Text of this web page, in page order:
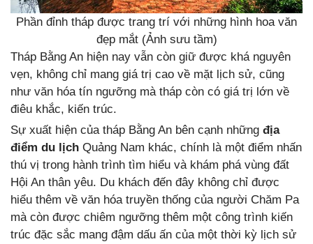
Phần đỉnh tháp được trang trí với những hình hoa văn
đẹp mắt (Ảnh sưu tầm)
Tháp Bằng An hiện nay vẫn còn giữ được khá nguyên
vẹn, không chỉ mang giá trị cao về mặt lịch sử, cũng
như văn hóa tín ngưỡng mà tháp còn có giá trị lớn về
điêu khắc, kiến trúc.
Sự xuất hiện của tháp Bằng An bên cạnh những địa
điểm du lịch Quảng Nam khác, chính là một điểm nhấn
thú vị trong hành trình tìm hiểu và khám phá vùng đất
Hội An thân yêu. Du khách đến đây không chỉ được
hiểu thêm về văn hóa truyền thống của người Chăm Pa
mà còn được chiêm ngưỡng thêm một công trình kiến
trúc đặc sắc mang đậm dấu ấn của một thời kỳ lịch sử